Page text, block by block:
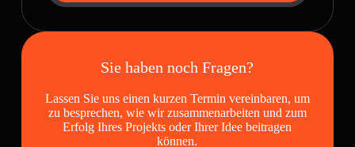
Sie haben noch Fragen?
Lassen Sie uns einen kurzen Termin vereinbaren, um
zu besprechen, wie wir zusammenarbeiten und zum
Erfolg Ihres Projekts oder Ihrer Idee beitragen
können.